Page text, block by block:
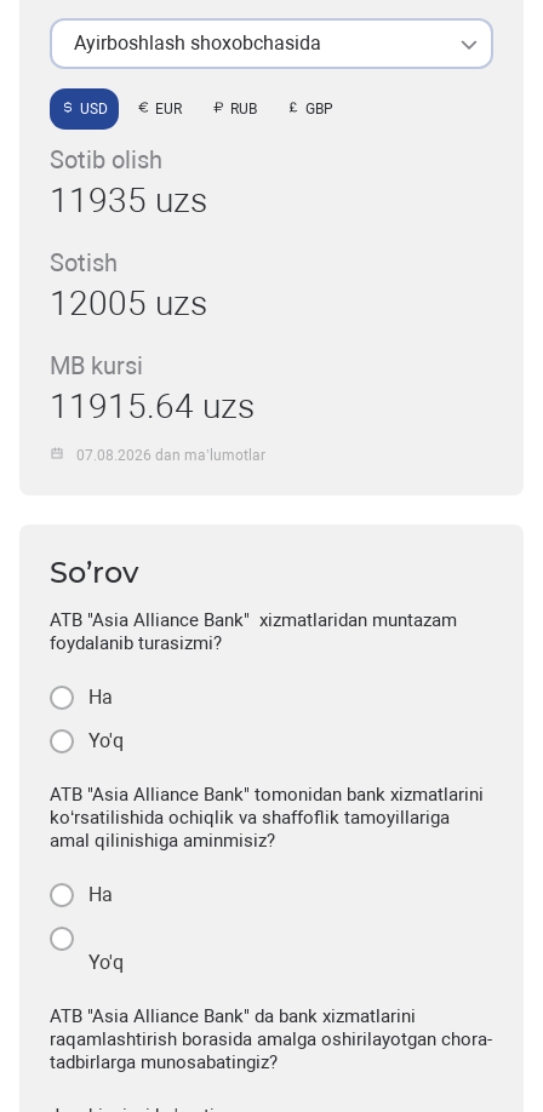
Ayirboshlash shoxobchasida
USD EUR RUB GBP
Sotib olish
11935 uzs
Sotish
12005 uzs
MB kursi
11915.64 uzs
07.08.2026 dan ma’lumotlar
So’rov
ATB "Asia Alliance Bank" xizmatlaridan muntazam
foydalanib turasizmi?
Ha
Yo'q
ATB "Asia Alliance Bank" tomonidan bank xizmatlarini
ko‘rsatilishida ochiqlik va shaffoflik tamoyillariga
amal qilinishiga aminmisiz?
Ha
Yo'q
ATB "Asia Alliance Bank" da bank xizmatlarini
raqamlashtirish borasida amalga oshirilayotgan chora-
tadbirlarga munosabatingiz?